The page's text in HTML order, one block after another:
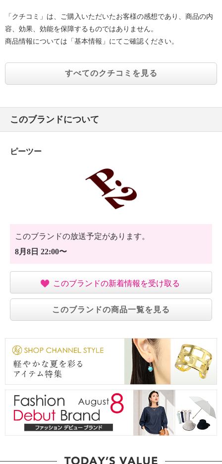
「クチコミ」は、ご購入いただいたお客様の感想であり、商品の内
容、効果、効能を保障するものではありません。
商品情報については「基本情報」にてご確認ください。
すべてのクチコミを見る
このブランドについて
ピーツー
このブランドの放送予定があります。
8月8日 22:00〜
このブランドの新着情報を受け取る
このブランドの商品一覧を見る